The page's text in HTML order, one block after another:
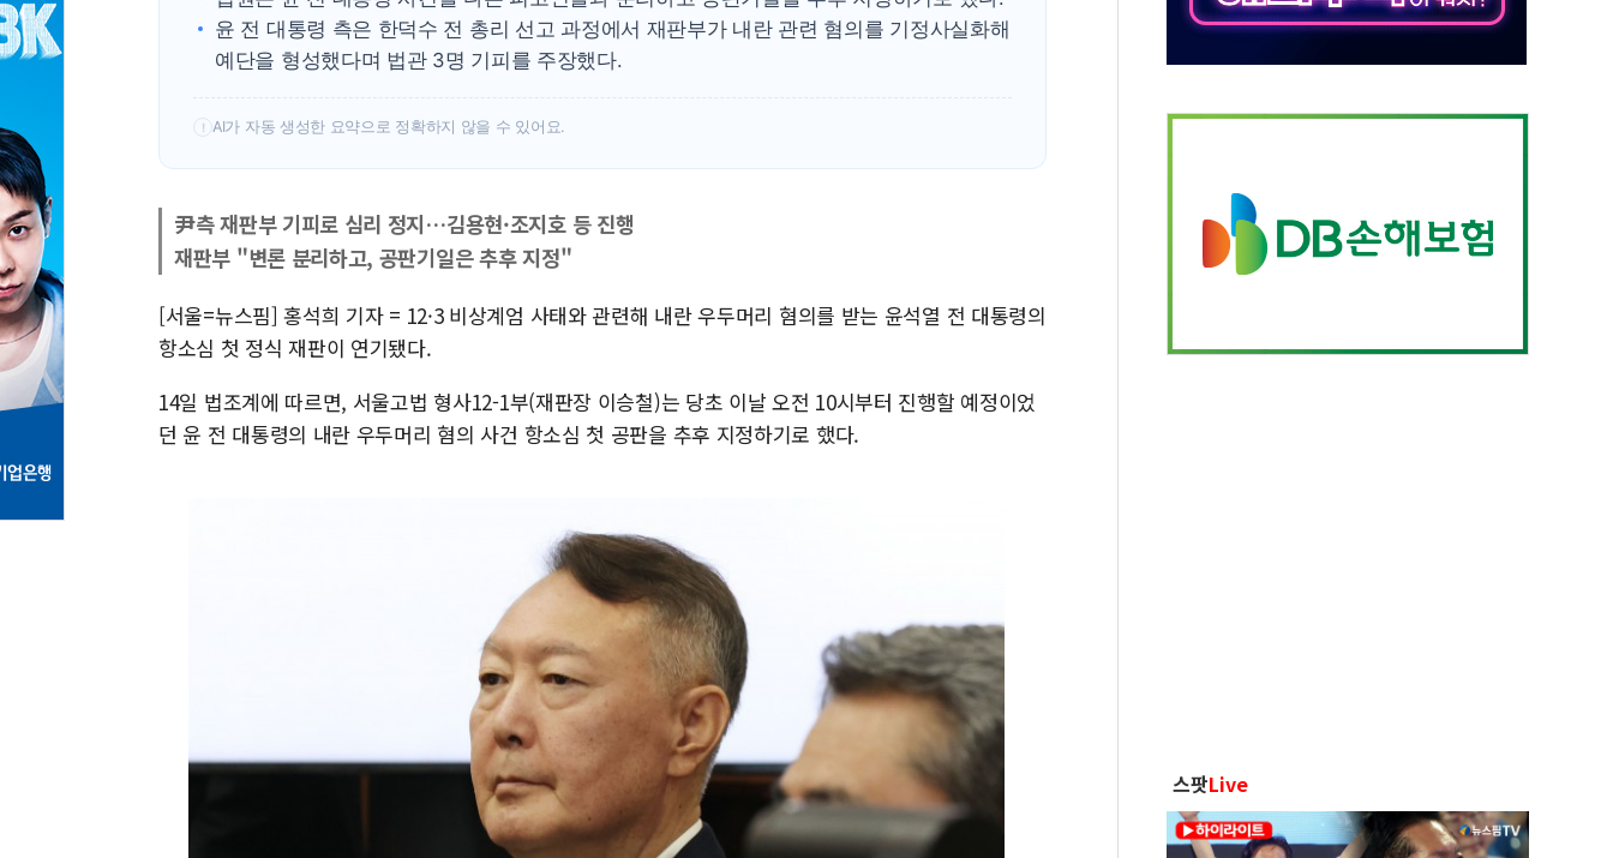
윤 전 대통령 측은 한덕수 전 총리 선고 과정에서 재판부가 내란 관련 혐의를 기정사실화해
예단을 형성했다며 법관 3명 기피를 주장했다.
! AI가 자동 생성한 요약으로 정확하지 않을 수 있어요.
尹측 재판부 기피로 심리 정지…김용현·조지호 등 진행
재판부 "변론 분리하고, 공판기일은 추후 지정"
[서울=뉴스핌] 홍석희 기자 = 12·3 비상계엄 사태와 관련해 내란 우두머리 혐의를 받는 윤석열 전 대통령의
항소심 첫 정식 재판이 연기됐다.
14일 법조계에 따르면, 서울고법 형사12-1부(재판장 이승철)는 당초 이날 오전 10시부터 진행할 예정이었
던 윤 전 대통령의 내란 우두머리 혐의 사건 항소심 첫 공판을 추후 지정하기로 했다.
스팟Live